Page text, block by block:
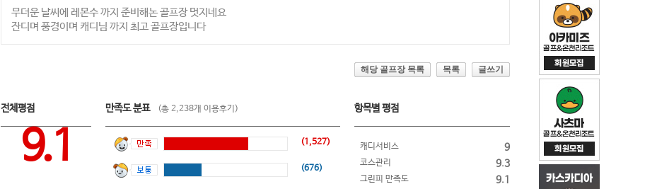
무더운 날씨에 레몬수 까지 준비해논 골프장 멋지네요
잔디며 풍경이며 캐디님 까지 최고 골프장입니다
해당 골프장 목록 목록 글쓰기
전체평점
9.1
만족도 분표 (총 2,238개 이용후기)
(1,527)
(676)
항목별 평점
캐디서비스 9
코스관리 9.3
그린피 만족도 9.1